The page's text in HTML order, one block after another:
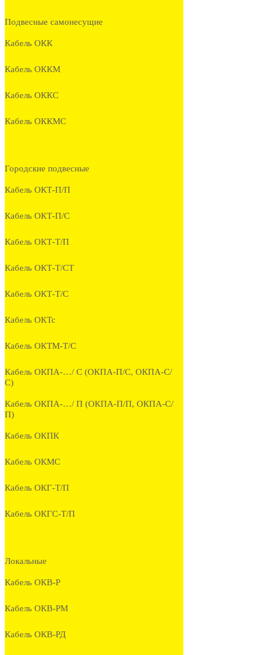
Подвесные самонесущие
Кабель ОКК
Кабель ОККМ
Кабель ОККС
Кабель ОККМС
Городские подвесные
Кабель ОКТ-П/П
Кабель ОКТ-П/С
Кабель ОКТ-Т/П
Кабель ОКТ-Т/СТ
Кабель ОКТ-Т/С
Кабель ОКТс
Кабель ОКТМ-Т/С
Кабель ОКПА-…/ С (ОКПА-П/С, ОКПА-С/
С)
Кабель ОКПА-…/ П (ОКПА-П/П, ОКПА-С/
П)
Кабель ОКПК
Кабель ОКМС
Кабель ОКГ-Т/П
Кабель ОКГС-Т/П
Локальные
Кабель ОКВ-Р
Кабель ОКВ-РМ
Кабель ОКВ-РД